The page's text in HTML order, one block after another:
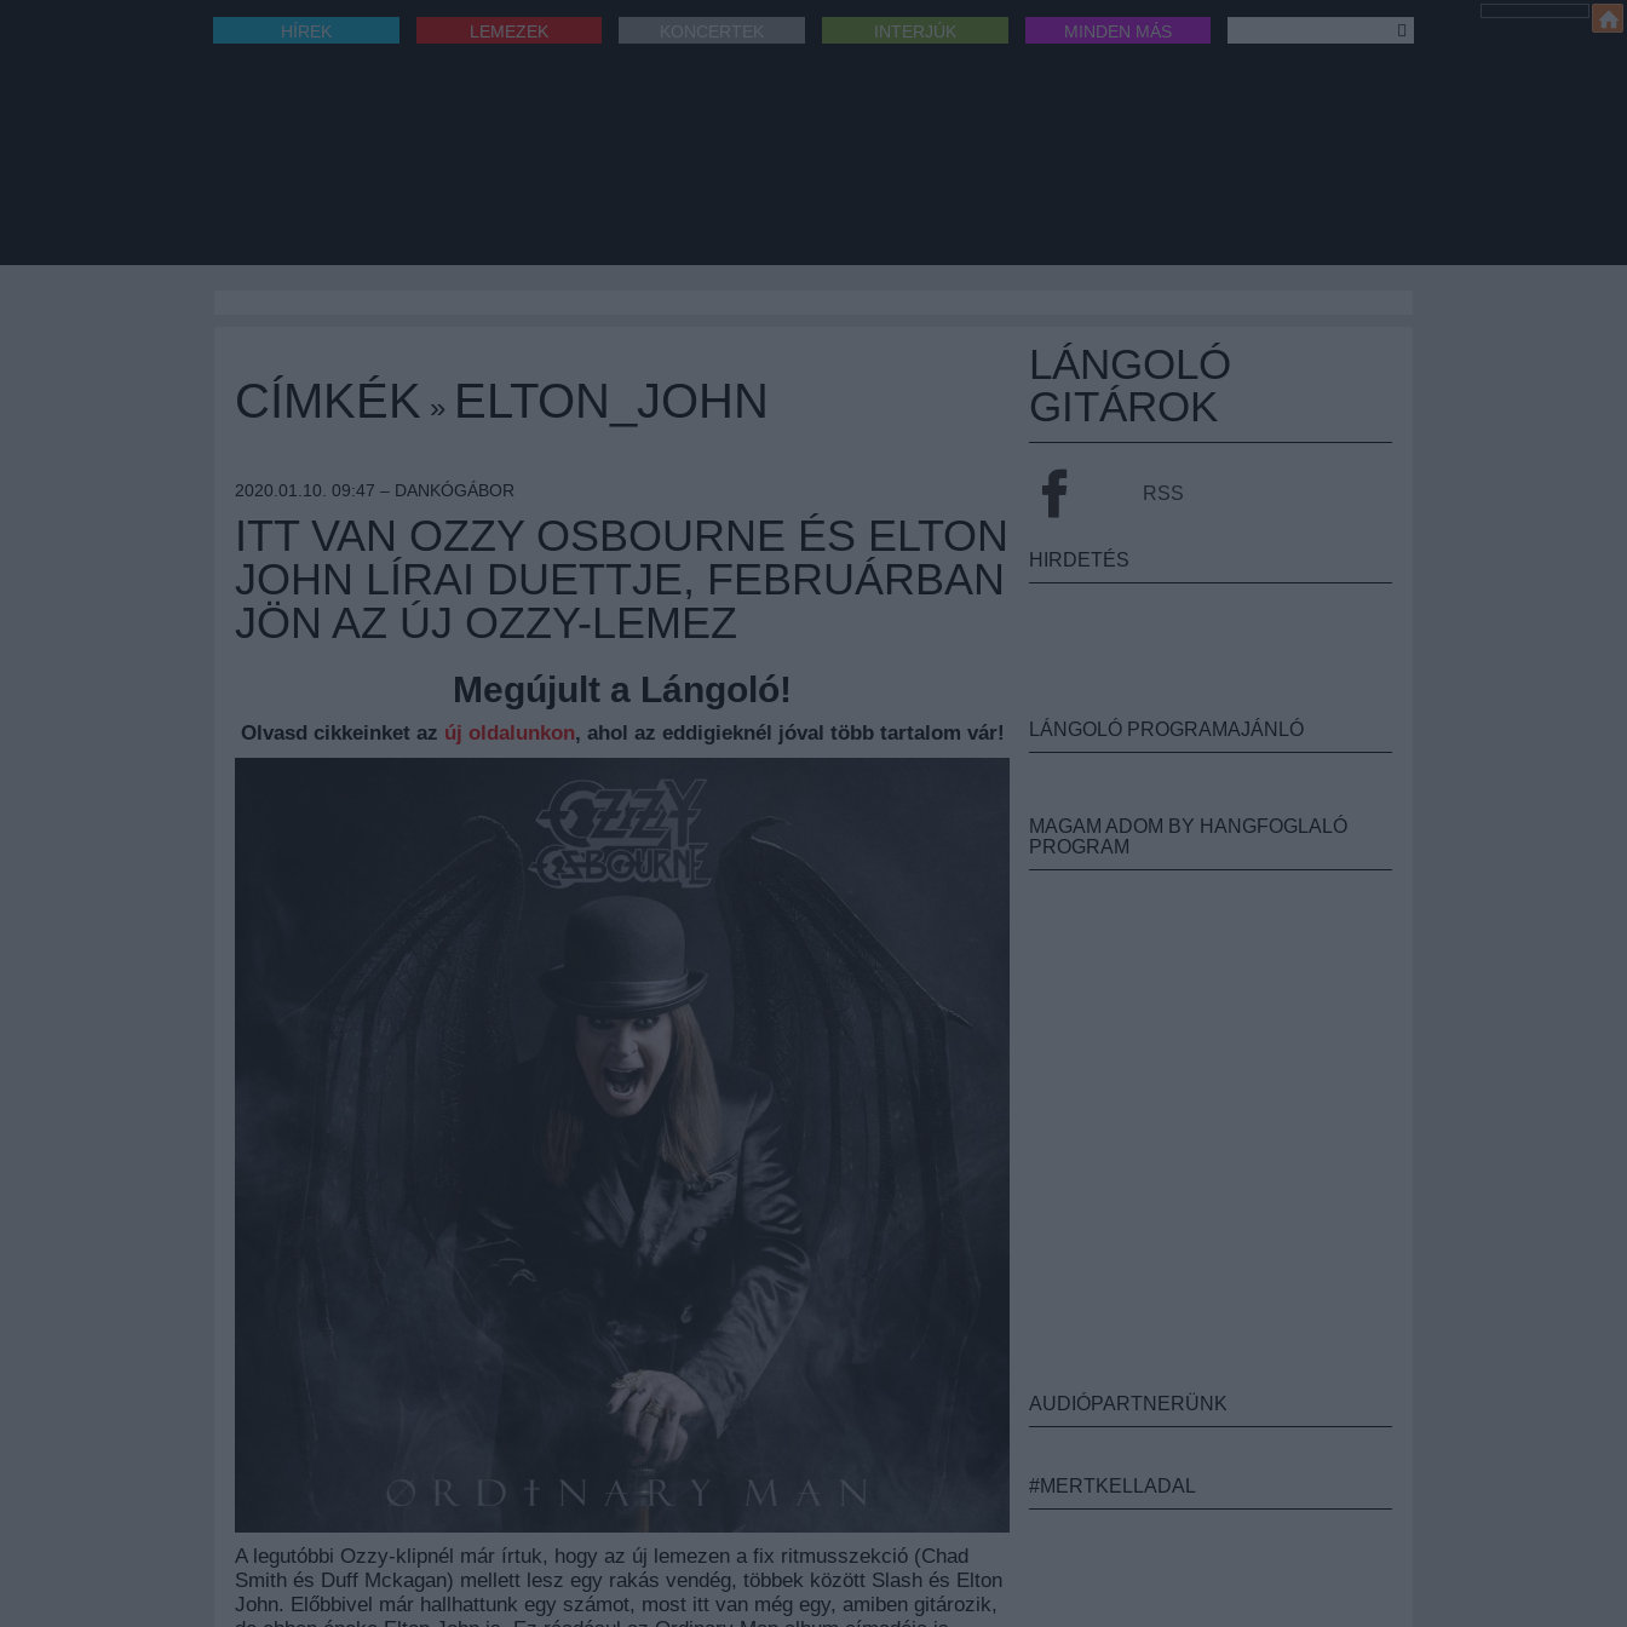
HÍREK LEMEZEK INTERJÚK MINDEN MÁS
CÍMKÉK » ELTON_JOHN
2020.01.10. 09:47 – DANKÓGÁBOR
ITT VAN OZZY OSBOURNE ÉS ELTON
JOHN LÍRAI DUETTJE, FEBRUÁRBAN
JÖN AZ ÚJ OZZY-LEMEZ
Megújult a Lángoló!
Olvasd cikkeinket az új oldalunkon, ahol az eddigieknél jóval több tartalom vár!
A legutóbbi Ozzy-klipnél már írtuk, hogy az új lemezen a fix ritmusszekció (Chad
Smith és Duff Mckagan) mellett lesz egy rakás vendég, többek között Slash és Elton
John. Előbbivel már hallhattunk egy számot, most itt van még egy, amiben gitározik,
LÁNGOLÓ
GITÁROK
RSS
HIRDETÉS
LÁNGOLÓ PROGRAMAJÁNLÓ
MAGAM ADOM BY HANGFOGLALÓ
PROGRAM
AUDIÓPARTNERÜNK
#MERTKELLADAL